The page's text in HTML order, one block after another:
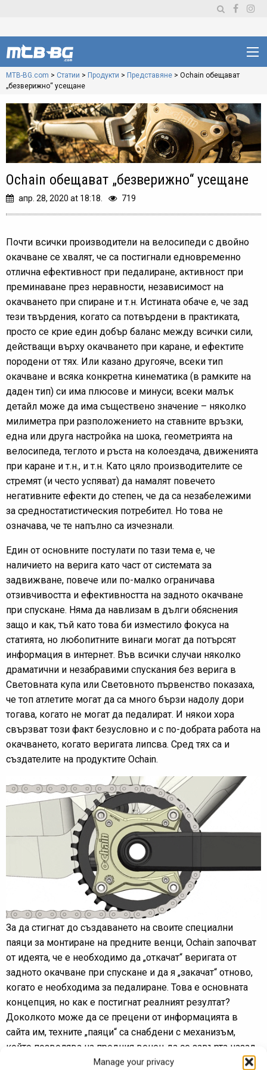
Manage your privacy
MTB-BG.com > Статии > Продукти > Представяне > Ochain обещават
„безверижно“ усещане
Ochain обещават „безверижно“ усещане
апр. 28, 2020 at 18:18. 719
Почти всички производители на велосипеди с двойно
окачване се хвалят, че са постигнали едновременно
отлична ефективност при педалиране, активност при
преминаване през неравности, независимост на
окачването при спиране и т.н. Истината обаче е, че зад
тези твърдения, когато са потвърдени в практиката,
просто се крие един добър баланс между всички сили,
действащи върху окачването при каране, и ефектите
породени от тях. Или казано другояче, всеки тип
окачване и всяка конкретна кинематика (в рамките на
даден тип) си има плюсове и минуси; всеки малък
детайл може да има съществено значение – няколко
милиметра при разположението на ставните връзки,
една или друга настройка на шока, геометрията на
велосипеда, теглото и ръста на колоездача, движенията
при каране и т.н., и т.н. Като цяло производителите се
стремят (и често успяват) да намалят повечето
негативните ефекти до степен, че да са незабележими
за средностатистическия потребител. Но това не
означава, че те напълно са изчезнали.
Един от основните постулати по тази тема е, че
наличието на верига като част от системата за
задвижване, повече или по-малко ограничава
отзивчивостта и ефективността на задното окачване
при спускане. Няма да навлизам в дълги обяснения
защо и как, тъй като това би изместило фокуса на
статията, но любопитните винаги могат да потърсят
информация в интернет. Във всички случаи няколко
драматични и незабравими спускания без верига в
Световната купа или Световното първенство показаха,
че топ атлетите могат да са много бързи надолу дори
тогава, когато не могат да педалират. И някои хора
свързват този факт безусловно и с по-добрата работа на
окачването, когато веригата липсва. Сред тях са и
създателите на продуктите Ochain.
За да стигнат до създаването на своите специални
паяци за монтиране на предните венци, Ochain започват
от идеята, че е необходимо да „откачат“ веригата от
задното окачване при спускане и да я „закачат“ отново,
когато е необходима за педалиране. Това е основната
концепция, но как е постигнат реалният резултат?
Доколкото може да се прецени от информацията в
сайта им, техните „паяци“ са снабдени с механизъм,
който позволява на предния венец да се завърта назад
със свободен ход до определени градуси. Потребителят